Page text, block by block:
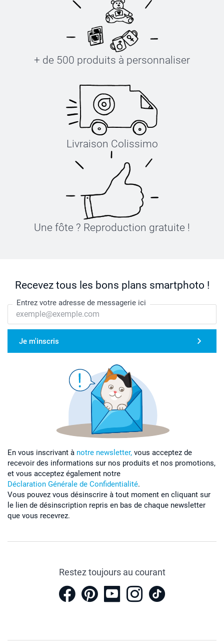
+ de 500 produits à personnaliser
Livraison Colissimo
Une fôte ? Reproduction gratuite !
Recevez tous les bons plans smartphoto !
Entrez votre adresse de messagerie ici
Je m'inscris
En vous inscrivant à notre newsletter, vous acceptez de
recevoir des informations sur nos produits et nos promotions,
et vous acceptez également notre
Déclaration Générale de Confidentialité.
Vous pouvez vous désinscrire à tout moment en cliquant sur
le lien de désinscription repris en bas de chaque newsletter
que vous recevrez.
Restez toujours au courant